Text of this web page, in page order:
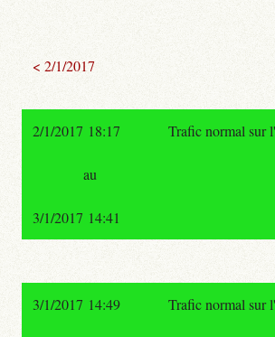
< 2/1/2017
2/1/2017 18:17 Trafic normal sur
au
3/1/2017 14:41
3/1/2017 14:49 Trafic normal sur